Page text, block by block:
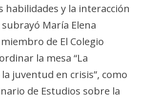
habilidades y la interacción
María Elena
de El Colegio
la mesa “La
juventud en crisis”, como
de Estudios sobre la